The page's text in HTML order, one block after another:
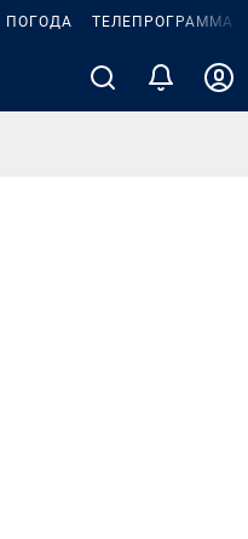
ПОГОДА ТЕЛЕПРОГРАММА